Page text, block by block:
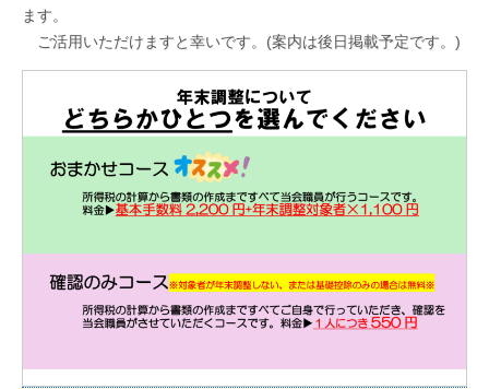
ます。
ご活用いただけますと幸いです。(案内は後日掲載予定です。)